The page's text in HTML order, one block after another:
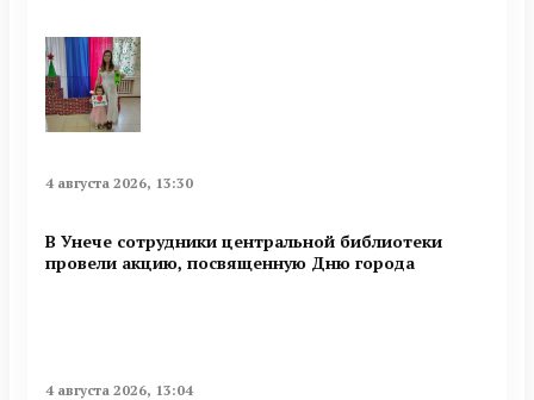
4 августа 2026, 13:30
В Унече сотрудники центральной библиотеки
провели акцию, посвященную Дню города
4 августа 2026, 13:04